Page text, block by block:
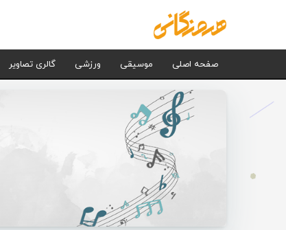
صفحه اصلی موسیقی ورزشی گالری تصاویر